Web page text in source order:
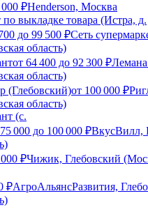
₽Henderson, Москва
выкладке товара (Истра, д.
до 99 500 ₽Сеть
область)
от 64 400 до 92 300 ₽
область)
(Глебовский)от 100 000 ₽
область)
(с.
75 000 до 100 000 ₽ВкусВилл,
₽Чижик, Глебовский
₽АгроАльянсРазвития,